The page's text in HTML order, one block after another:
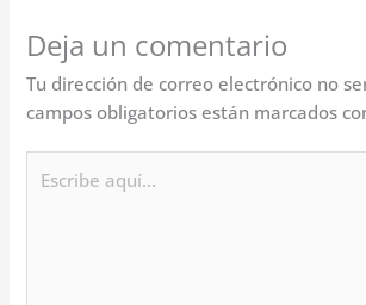
Deja un comentario
Tu dirección de correo electrónico no
campos obligatorios están marcados
aquí...